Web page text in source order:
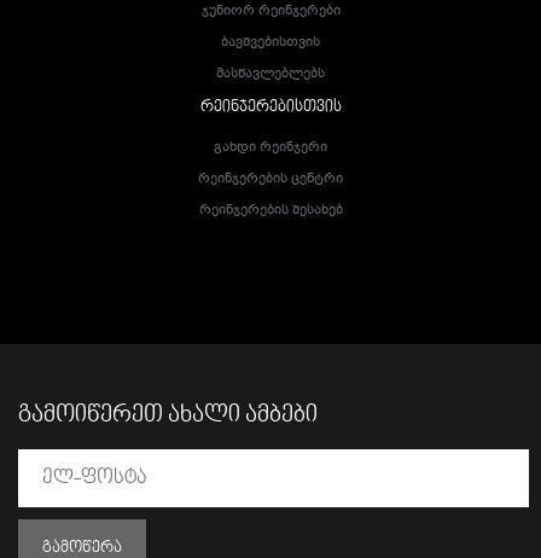
Ჯუნიორ Რეინჯერები
Ბავშვებისთვის
Მასწავლებლებს
ᲠᲔᲘᲜᲯᲔᲠᲔᲑᲘᲡᲗᲕᲘᲡ
Გახდი Რეინჯერი
Რეინჯერების Ცენტრი
Რეინჯერების Შესახებ
ᲒᲐᲛᲝᲘᲬᲔᲠᲔᲗ ᲐᲮᲐᲚᲘ ᲐᲛᲑᲔᲑᲘ
ᲒᲐᲛᲝᲬᲔᲠᲐ